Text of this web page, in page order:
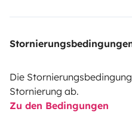
Die
Stornierung ab.
Zu den Bedingungen